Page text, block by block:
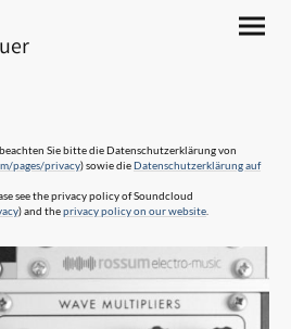
Sie bitte die Datenschutzerklärung von
pages/privacy) sowie dieDatenschutzerklärung auf
see the privacy policy of Soundcloud
) and theprivacy policy on our website